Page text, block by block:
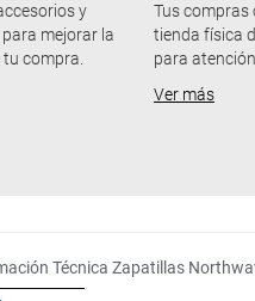
y
mejorar la
compra.
Tus compras
tienda física
para
Ver más
Técnica Zapatillas